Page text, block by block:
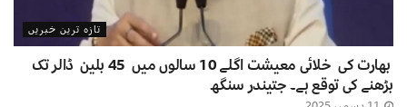
تازہ ترین خبریں
بھارت کی خلائی معیشت اگلے 10 سالوں میں 45 بلین ڈالر تک
بڑھنے کی توقع ہے۔ جتیندر سنگھ